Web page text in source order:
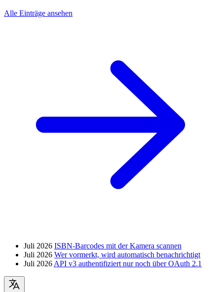
Alle Einträge ansehen
Juli 2026 ISBN-Barcodes mit der Kamera scannen
Juli 2026 Wer vormerkt, wird automatisch benachrichtigt
Juli 2026 API v3 authentifiziert nur noch über OAuth 2.1